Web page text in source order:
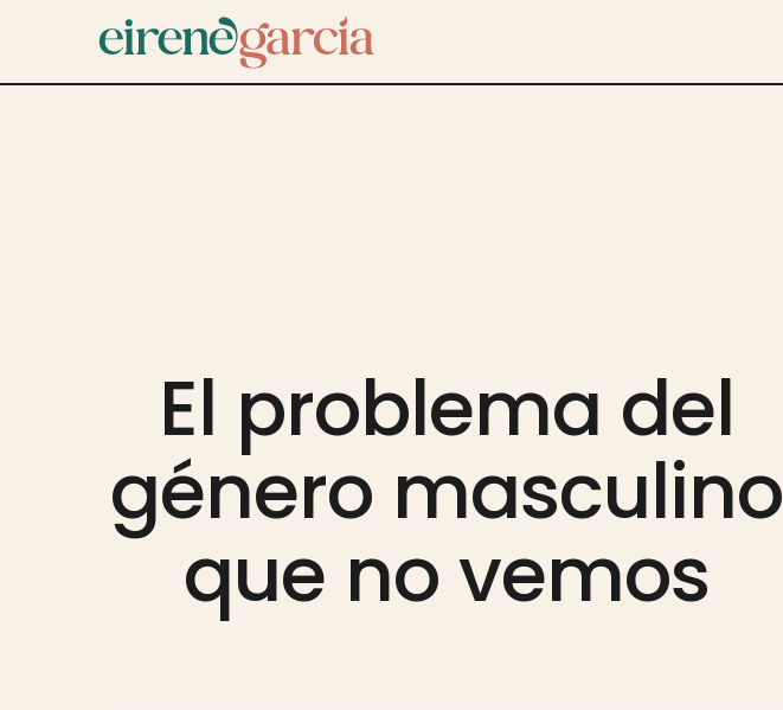
El problema del
género masculino
que no vemos